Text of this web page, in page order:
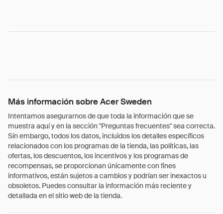
Más información sobre Acer Sweden
Intentamos asegurarnos de que toda la información que se
muestra aquí y en la sección "Preguntas frecuentes" sea correcta.
Sin embargo, todos los datos, incluidos los detalles específicos
relacionados con los programas de la tienda, las políticas, las
ofertas, los descuentos, los incentivos y los programas de
recompensas, se proporcionan únicamente con fines
informativos, están sujetos a cambios y podrían ser inexactos u
obsoletos. Puedes consultar la información más reciente y
detallada en el sitio web de la tienda.